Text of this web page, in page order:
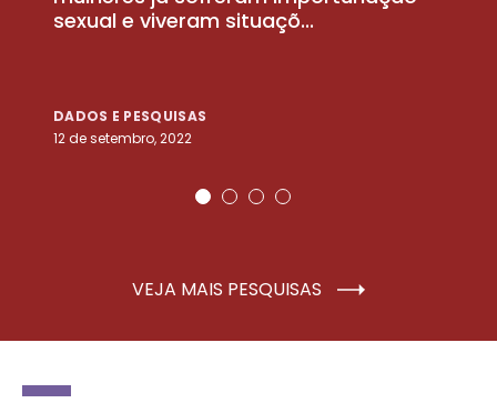
sexual e viveram situaçõ...
DADOS E PESQUISAS
12 de setembro, 2022
VEJA MAIS PESQUISAS